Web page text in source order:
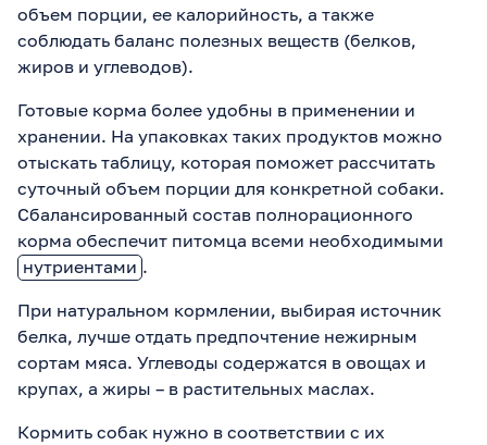
объем порции, ее калорийность, а также
соблюдать баланс полезных веществ (белков,
жиров и углеводов).
Готовые корма более удобны в применении и
хранении. На упаковках таких продуктов можно
отыскать таблицу, которая поможет рассчитать
суточный объем порции для конкретной собаки.
Сбалансированный состав полнорационного
корма обеспечит питомца всеми необходимыми
нутриентами .
При натуральном кормлении, выбирая источник
белка, лучше отдать предпочтение нежирным
сортам мяса. Углеводы содержатся в овощах и
крупах, а жиры – в растительных маслах.
Кормить собак нужно в соответствии с их